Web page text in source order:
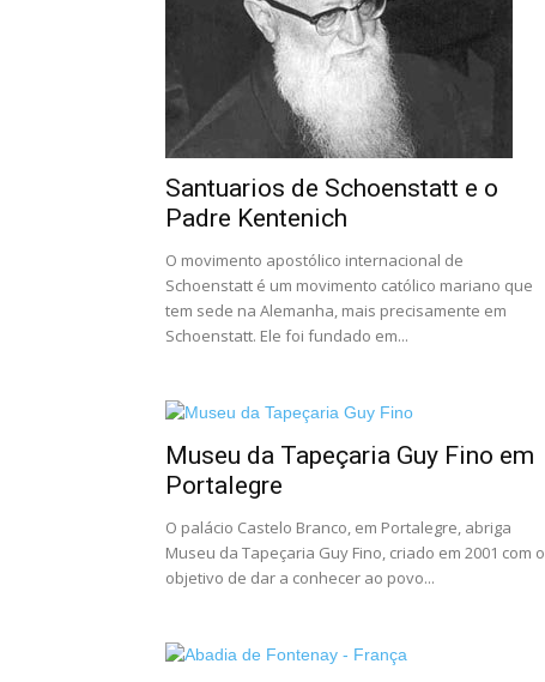
Santuarios de Schoenstatt e o
Padre Kentenich
O movimento apostólico internacional de
Schoenstatt é um movimento católico mariano que
tem sede na Alemanha, mais precisamente em
Schoenstatt. Ele foi fundado em...
Museu da Tapeçaria Guy Fino em
Portalegre
O palácio Castelo Branco, em Portalegre, abriga
Museu da Tapeçaria Guy Fino, criado em 2001 com o
objetivo de dar a conhecer ao povo...